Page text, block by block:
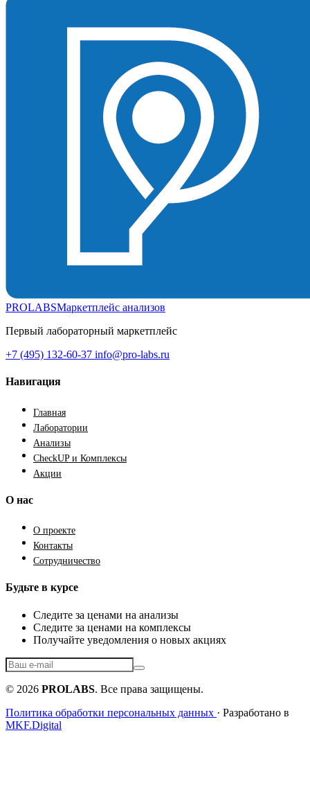
PROLABSМаркетплейс анализов
Первый лабораторный маркетплейс
+7 (495) 132-60-37 info@pro-labs.ru
Навигация
Главная
Лаборатории
Анализы
CheckUP и Комплексы
Акции
О нас
О проекте
Контакты
Сотрудничество
Будьте в курсе
Следите за ценами на анализы
Следите за ценами на комплексы
Получайте уведомления о новых акциях
© 2026 PROLABS. Все права защищены.
Политика обработки персональных данных · Разработано в
MKF.Digital